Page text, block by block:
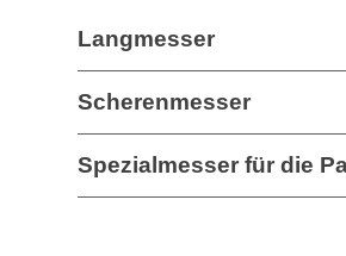
Langmesser
Scherenmesser
Spezialmesser für die